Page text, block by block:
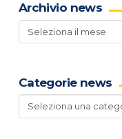
Archivio news
Archivio
news
Categorie news
Categorie
news